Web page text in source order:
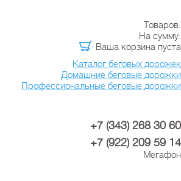
Товаров:
На сумму:
Ваша корзина пуста
Каталог беговых дорожек
Домашние беговые дорожки
Профессиональные беговые дорожки
+7 (343) 268 30 60
+7 (922) 209 59 14
Мегафон